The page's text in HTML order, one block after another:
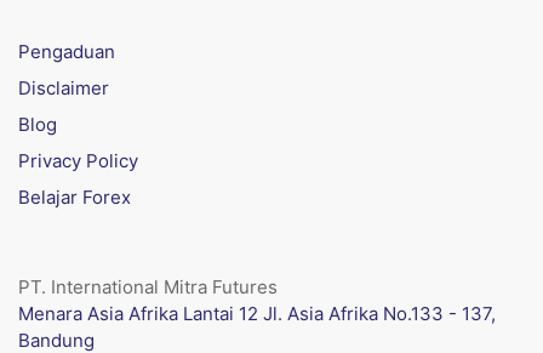
Pengaduan
Disclaimer
Blog
Privacy Policy
Belajar Forex
PT. International Mitra Futures
Menara Asia Afrika Lantai 12 Jl. Asia Afrika No.133 - 137,
Bandung